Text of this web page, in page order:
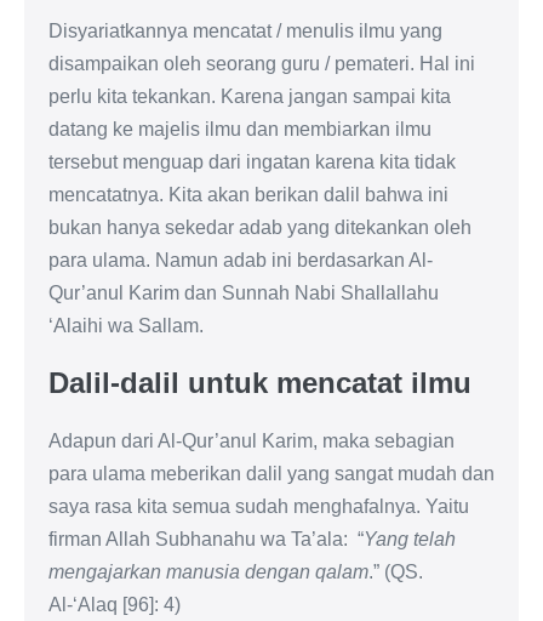
Disyariatkannya mencatat / menulis ilmu yang
disampaikan oleh seorang guru / pemateri. Hal ini
perlu kita tekankan. Karena jangan sampai kita
datang ke majelis ilmu dan membiarkan ilmu
tersebut menguap dari ingatan karena kita tidak
mencatatnya. Kita akan berikan dalil bahwa ini
bukan hanya sekedar adab yang ditekankan oleh
para ulama. Namun adab ini berdasarkan Al-
Qur’anul Karim dan Sunnah Nabi Shallallahu
‘Alaihi wa Sallam.
Dalil-dalil untuk mencatat ilmu
Adapun dari Al-Qur’anul Karim, maka sebagian
para ulama meberikan dalil yang sangat mudah dan
saya rasa kita semua sudah menghafalnya. Yaitu
firman Allah Subhanahu wa Ta’ala: “Yang telah
mengajarkan manusia dengan qalam.” (QS.
Al-‘Alaq [96]: 4)